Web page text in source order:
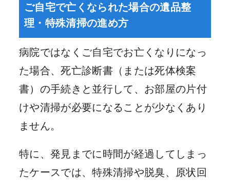
ご自宅で亡くなられた場合の遺品整
理・特殊清掃の進め方
病院ではなくご自宅でお亡くなりになっ
た場合、死亡診断書（または死体検案
書）の手続きと並行して、お部屋の片付
けや清掃が必要になることが少なくあり
ません。
特に、発見までに時間が経過してしまっ
たケースでは、特殊清掃や脱臭、原状回